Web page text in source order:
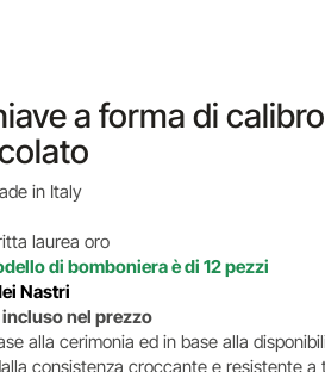
a forma di
in Italy
laurea oro
di bomboniera è di 12 pezzi
Nastri
nel prezzo
alla cerimonia ed in base alla
consistenza croccante e resistente